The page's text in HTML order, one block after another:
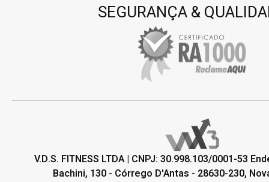
SEGURANÇA &
V.D.S. FITNESS LTDA | CNPJ: 30.998.103/0001-53
Bachini, 130 - Córrego D'Antas - 28630-230,